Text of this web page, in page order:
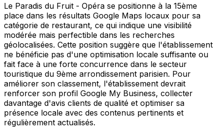
Le Paradis du Fruit - Opéra se positionne à la 15ème
place dans les résultats Google Maps locaux pour sa
catégorie de restaurant, ce qui indique une visibilité
modérée mais perfectible dans les recherches
géolocalisées. Cette position suggère que l'établissement
ne bénéficie pas d'une optimisation locale suffisante ou
fait face à une forte concurrence dans le secteur
touristique du 9ème arrondissement parisien. Pour
améliorer son classement, l'établissement devrait
renforcer son profil Google My Business, collecter
davantage d'avis clients de qualité et optimiser sa
présence locale avec des contenus pertinents et
régulièrement actualisés.